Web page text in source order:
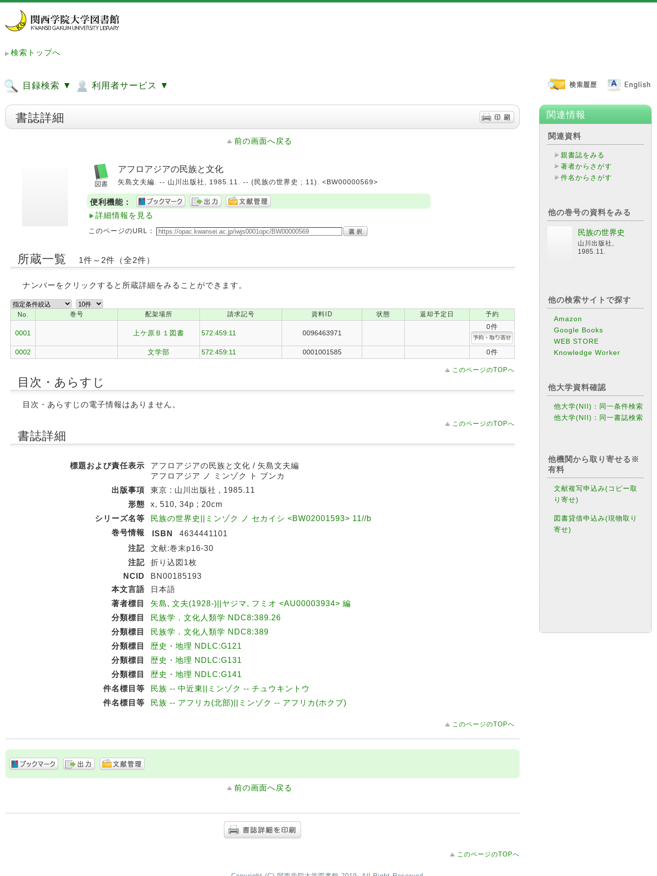
検索トップへ
目録検索 ▼ 利用者サービス ▼
書誌詳細
前の画面へ戻る
アフロアジアの民族と文化
矢島文夫編. -- 山川出版社, 1985.11. -- (民族の世界史 ; 11). <BW00000569>
便利機能：
詳細情報を見る
このページのURL：
所蔵一覧 1件～2件（全2件）
ナンバーをクリックすると所蔵詳細をみることができます。
No. 巻号 配架場所 請求記号 資料ID 状態 返却予定日 予約
0001 上ケ原Ｂ１図書 572:459:11 0096463971
0件
0002 文学部 572:459:11 0001001585 0件
このページのTOPへ
目次・あらすじ
目次・あらすじの電子情報はありません。
このページのTOPへ
書誌詳細
標題および責任表示
アフロアジアの民族と文化 / 矢島文夫編
アフロアジア ノ ミンゾク ト ブンカ
出版事項
東京 : 山川出版社 , 1985.11
形態
x, 510, 34p ; 20cm
シリーズ名等
民族の世界史||ミンゾク ノ セカイシ <BW02001593> 11//b
巻号情報
ISBN
4634441101
注記
文献:巻末p16-30
注記
折り込図1枚
NCID
BN00185193
本文言語
日本語
著者標目
矢島, 文夫(1928-)||ヤジマ, フミオ <AU00003934> 編
分類標目
民族学．文化人類学 NDC8:389.26
分類標目
民族学．文化人類学 NDC8:389
分類標目
歴史・地理 NDLC:G121
分類標目
歴史・地理 NDLC:G131
分類標目
歴史・地理 NDLC:G141
件名標目等
民族 -- 中近東||ミンゾク -- チュウキントウ
件名標目等
民族 -- アフリカ(北部)||ミンゾク -- アフリカ(ホクブ)
このページのTOPへ
前の画面へ戻る
このページのTOPへ
関連情報
関連資料
親書誌をみる
著者からさがす
件名からさがす
他の巻号の資料をみる
民族の世界史
山川出版社,
1985.11.
他の検索サイトで探す
Amazon
Google Books
WEB STORE
Knowledge Worker
他大学資料確認
他大学(NII)：同一条件検索
他大学(NII)：同一書誌検索
他機関から取り寄せる※
有料
文献複写申込み(コピー取
り寄せ)
図書貸借申込み(現物取り
寄せ)